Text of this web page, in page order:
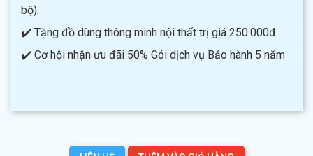
bộ).
✔️ Tặng đồ dùng thông minh nội thất trị giá 250.000đ.
✔️ Cơ hội nhận ưu đãi 50% Gói dịch vụ Bảo hành 5 năm